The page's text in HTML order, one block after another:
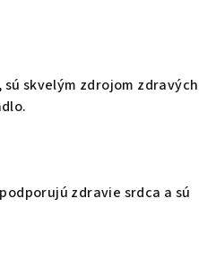
, sú skvelým zdrojom zdravých
zdravie srdca a sú